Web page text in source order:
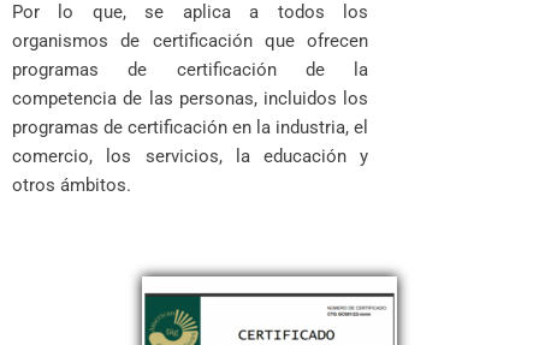
Por lo que, se aplica a todos los
organismos de certificación que ofrecen
programas de certificación de la
competencia de las personas, incluidos los
programas de certificación en la industria, el
comercio, los servicios, la educación y
otros ámbitos.